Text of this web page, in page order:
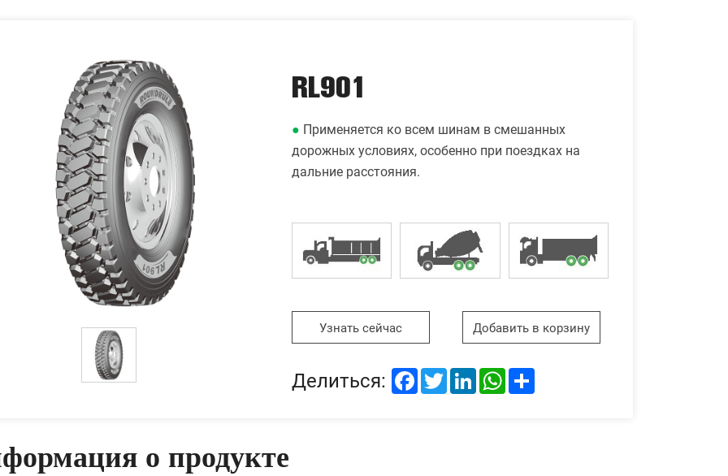
RL901
● Применяется ко всем шинам в смешанных
дорожных условиях, особенно при поездках на
дальние расстояния.
Узнать сейчас Добавить в корзину
Делиться: Facebook
TwitterLinkedInWhatsApp
о продукте